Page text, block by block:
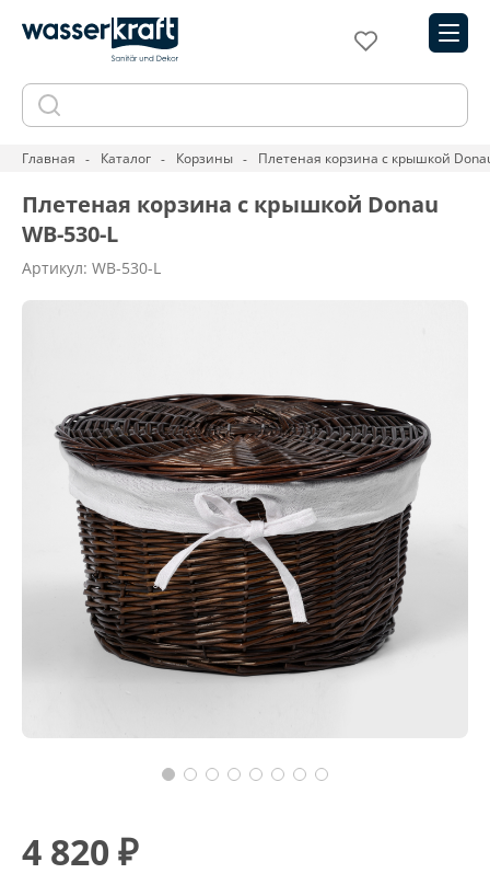
Главная Каталог Корзины Плетеная корзина с крышкой
Плетеная корзина с крышкой Donau
WB-530-L
Артикул: WB-530-L
4 820 ₽